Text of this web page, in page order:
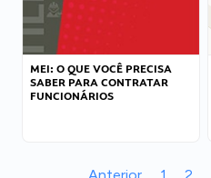
MEI: O QUE VOCÊ PRECISA
SABER PARA CONTRATAR
FUNCIONÁRIOS